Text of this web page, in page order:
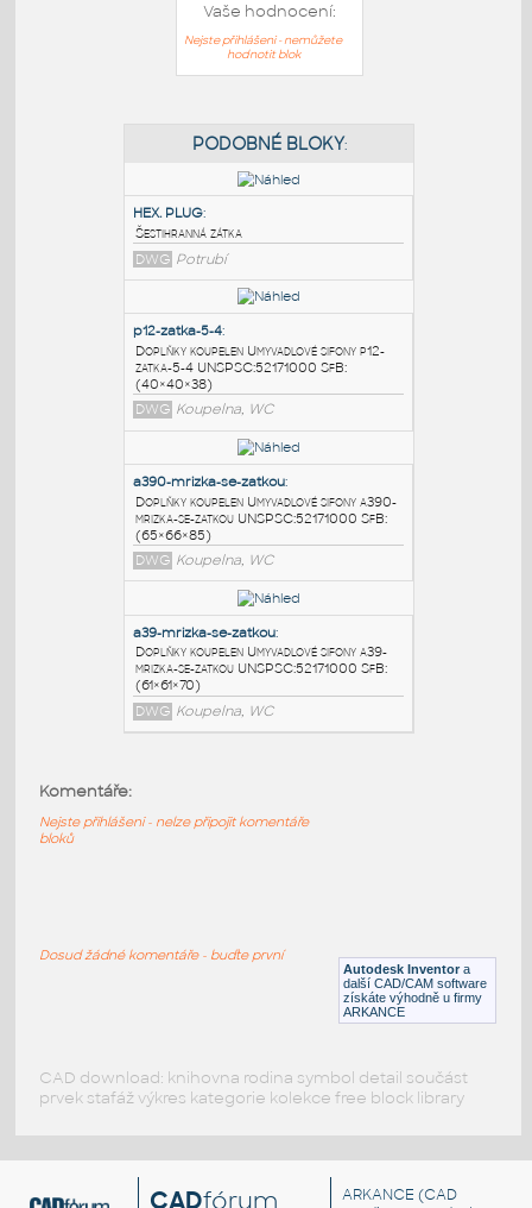
Vaše hodnocení:
Nejste přihlášeni - nemůžete
hodnotit blok
HEX. PLUG:
Šestihranná zátka
DWG Potrubí
p12-zatka-5-4:
Doplňky koupelen Umyvadlové sifony p12-
zatka-5-4 UNSPSC:52171000 SfB:
(40×40×38)
DWG Koupelna, WC
a390-mrizka-se-zatkou:
DWG Koupelna, WC
mrizka-se-zatkou UNSPSC:52171000 SfB:
Autodesk Inventor a
další CAD/CAM software
získáte výhodně u firmy
ARKANCE
Komentáře:
Nejste přihlášeni - nelze připojit komentáře
bloků
Dosud žádné komentáře - buďte první
CAD download: knihovna rodina symbol detail součást
prvek stafáž výkres kategorie kolekce free block library
CADfórum ARKANCE (CAD